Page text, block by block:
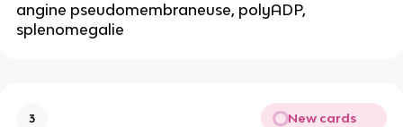
angine pseudomembraneuse, polyADP,
splenomegalie
3 New cards